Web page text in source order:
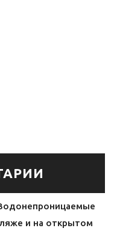
и на открытом